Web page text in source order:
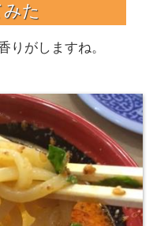
た
りがしますね。